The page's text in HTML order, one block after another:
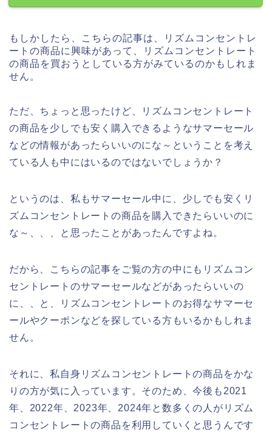
もしかしたら、こちらの記事は、リズムコンセントレ
ートの商品に興味があって、リズムコンセントレート
の商品を買おうとしている方がみているのかもしれま
せん。
ただ、ちょっと思ったけど、リズムコンセントレート
の商品を少しでも安く購入できるようなサマーセール
などの情報があったらいいのにな～ということを考え
ている人も中にはいるのではないでしょうか？
というのは、私もサマーセール中に、少しでも安くリ
ズムコンセントレートの商品を購入できたらいいのに
な～、、、と思ったことがあったんですよね。
だから、こちらの記事をご覧の方の中にもリズムコン
セントレートのサマーセールなどがあったらいいの
に、、と、リズムコンセントレートのお得なサマーセ
ールやクーポンなどを探している方もいるかもしれま
せん。
それに、私自身リズムコンセントレートの商品をかな
りの方が気に入っています。そのため、今後も2021
年、2022年、2023年、2024年と数多くの人がリズム
コンセントレートの商品を利用していくと思うんです